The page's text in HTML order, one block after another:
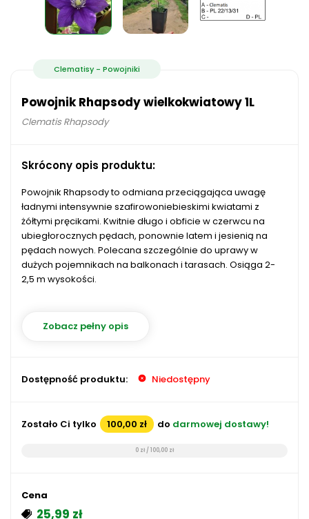
Clematisy - Powojniki
Powojnik Rhapsody wielkokwiatowy 1L
Clematis Rhapsody
Skrócony opis produktu:
Powojnik Rhapsody to odmiana przeciągająca uwagę
ładnymi intensywnie szafirowoniebieskimi kwiatami z
żółtymi pręcikami. Kwitnie długo i obficie w czerwcu na
ubiegłorocznych pędach, ponownie latem i jesienią na
pędach nowych. Polecana szczególnie do uprawy w
dużych pojemnikach na balkonach i tarasach. Osiąga 2-
2,5 m wysokości.
Zobacz pełny opis
Dostępność produktu: Niedostępny
Zostało Ci tylko 100,00 zł do darmowej dostawy!
0 zł / 100,00 zł
Cena
25,99 zł